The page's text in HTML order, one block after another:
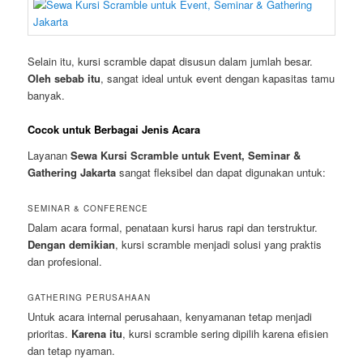
Selain itu, kursi scramble dapat disusun dalam jumlah besar.
Oleh sebab itu, sangat ideal untuk event dengan kapasitas tamu
banyak.
Cocok untuk Berbagai Jenis Acara
LayananSewa Kursi Scramble untuk Event, Seminar &
Gathering Jakarta sangat fleksibel dan dapat digunakan untuk:
SEMINAR & CONFERENCE
Dalam acara formal, penataan kursi harus rapi dan terstruktur.
Dengan demikian, kursi scramble menjadi solusi yang praktis
dan profesional.
GATHERING PERUSAHAAN
Untuk acara internal perusahaan, kenyamanan tetap menjadi
prioritas. Karena itu, kursi scramble sering dipilih karena efisien
dan tetap nyaman.